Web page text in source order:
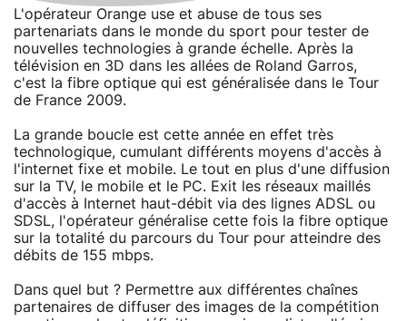
L'opérateur Orange use et abuse de tous ses
partenariats dans le monde du sport pour tester de
nouvelles technologies à grande échelle. Après la
télévision en 3D dans les allées de Roland Garros,
c'est la fibre optique qui est généralisée dans le Tour
de France 2009.
La grande boucle est cette année en effet très
technologique, cumulant différents moyens d'accès à
l'internet fixe et mobile. Le tout en plus d'une diffusion
sur la TV, le mobile et le PC. Exit les réseaux maillés
d'accès à Internet haut-débit via des lignes ADSL ou
SDSL, l'opérateur généralise cette fois la fibre optique
sur la totalité du parcours du Tour pour atteindre des
débits de 155 mbps.
Dans quel but ? Permettre aux différentes chaînes
partenaires de diffuser des images de la compétition